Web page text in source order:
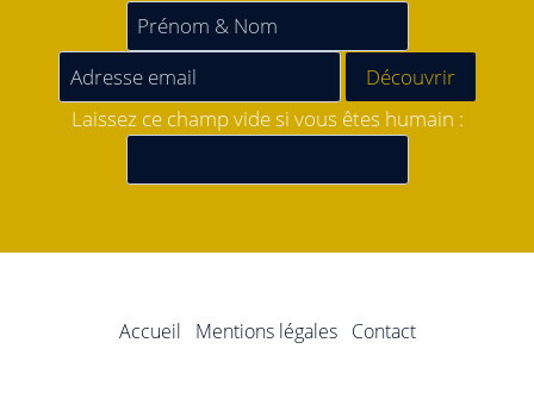
Laissez ce champ vide si vous êtes humain :
Accueil Mentions légales Contact